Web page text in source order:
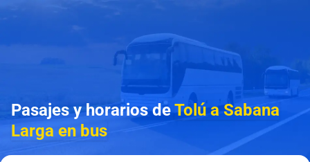
Pasajes y horarios deTolú a Sabana
Larga en bus